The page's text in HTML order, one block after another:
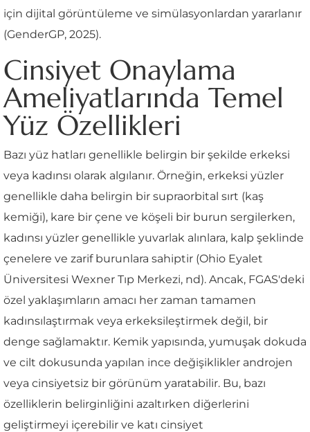
için dijital görüntüleme ve simülasyonlardan yararlanır
(GenderGP, 2025).
Cinsiyet Onaylama
Ameliyatlarında Temel
Yüz Özellikleri
Bazı yüz hatları genellikle belirgin bir şekilde erkeksi
veya kadınsı olarak algılanır. Örneğin, erkeksi yüzler
genellikle daha belirgin bir supraorbital sırt (kaş
kemiği), kare bir çene ve köşeli bir burun sergilerken,
kadınsı yüzler genellikle yuvarlak alınlara, kalp şeklinde
çenelere ve zarif burunlara sahiptir (Ohio Eyalet
Üniversitesi Wexner Tıp Merkezi, nd). Ancak, FGAS'deki
özel yaklaşımların amacı her zaman tamamen
kadınsılaştırmak veya erkeksileştirmek değil, bir
denge sağlamaktır. Kemik yapısında, yumuşak dokuda
ve cilt dokusunda yapılan ince değişiklikler androjen
veya cinsiyetsiz bir görünüm yaratabilir. Bu, bazı
özelliklerin belirginliğini azaltırken diğerlerini
geliştirmeyi içerebilir ve katı cinsiyet